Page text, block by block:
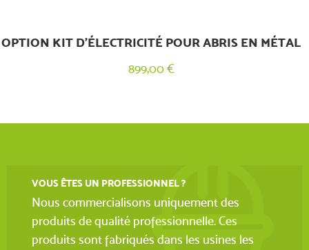
OPTION KIT D’ÉLECTRICITÉ POUR ABRIS EN MÉTAL
899,00 €
VOUS ÊTES UN PROFESSIONNEL ?
Nous commercialisons uniquement des
produits de qualité professionnelle. Ces
produits sont fabriqués dans les usines les